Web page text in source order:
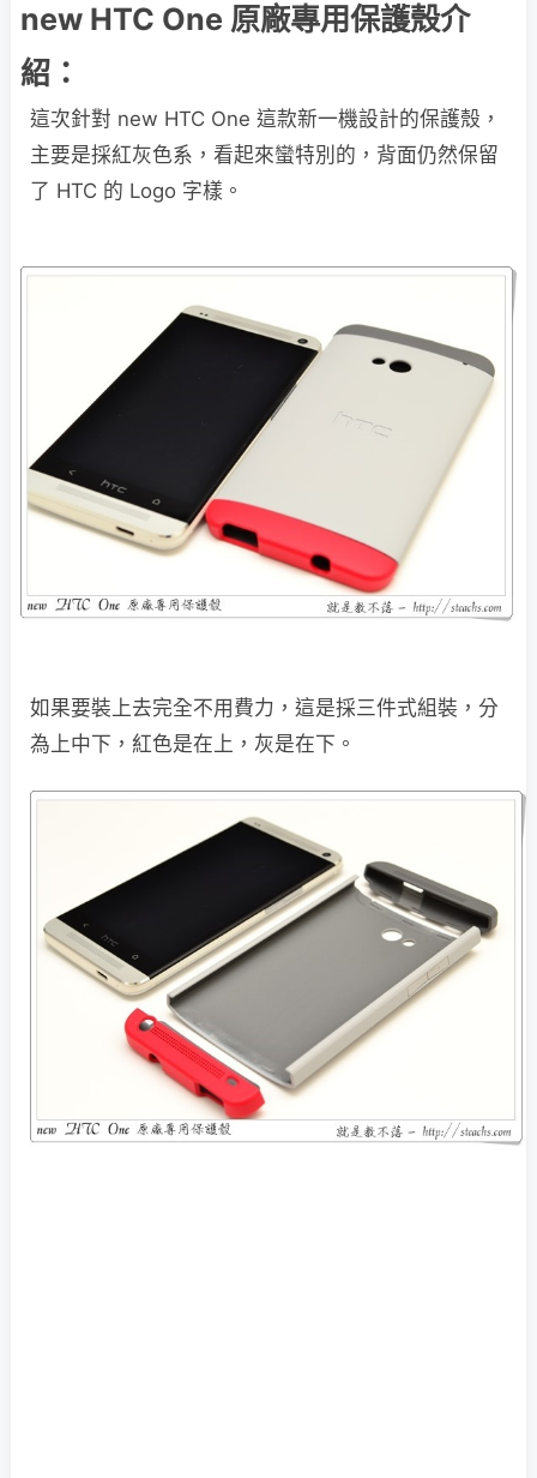
new HTC One 原廠專用保護殼介
紹：
這次針對 new HTC One 這款新一機設計的保護殼，
主要是採紅灰色系，看起來蠻特別的，背面仍然保留
了 HTC 的 Logo 字樣。
如果要裝上去完全不用費力，這是採三件式組裝，分
為上中下，紅色是在上，灰是在下。